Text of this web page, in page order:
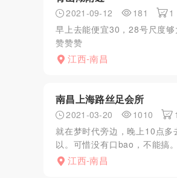
2021-09-12 181 1
早上去能便宜30，28号尺度
赞赞赞
江西-南昌
南昌上海路丝足会所
2021-03-20 1010 1
就在梦时代旁边，晚上10点
以。可惜没有口bao，不能搞
江西-南昌